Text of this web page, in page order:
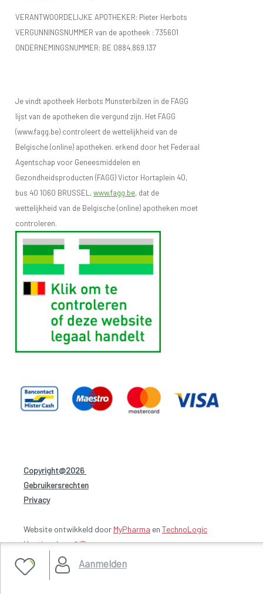
Aanmelden
VERANTWOORDELIJKE APOTHEKER: Pieter Herbots
VERGUNNINGSNUMMER van de apotheek : 735601
ONDERNEMINGSNUMMER: BE 0884.869.137
Je vindt apotheek Herbots Munsterbilzen in de FAGG
lijst van de apotheken die vergund zijn. Het FAGG
(www.fagg.be) controleert de wettelijkheid van de
Belgische (online) apotheken. erkend door het Federaal
Agentschap voor Geneesmiddelen en
Gezondheidsproducten (FAGG) Victor Hortaplein 40,
bus 40 1060 BRUSSEL,www.fagg.be, dat de
wettelijkheid van de Belgische (online) apotheken moet
controleren.
Copyright@2026
Gebruikersrechten
Privacy-
Website ontwikkeld door MyPharma en TechnoLogic
Hosting door @iPower